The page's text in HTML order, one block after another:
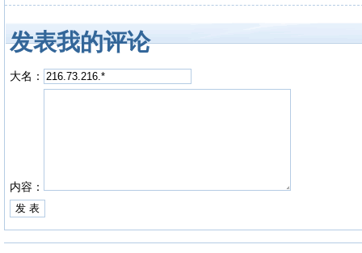
发表我的评论
大名：
内容：